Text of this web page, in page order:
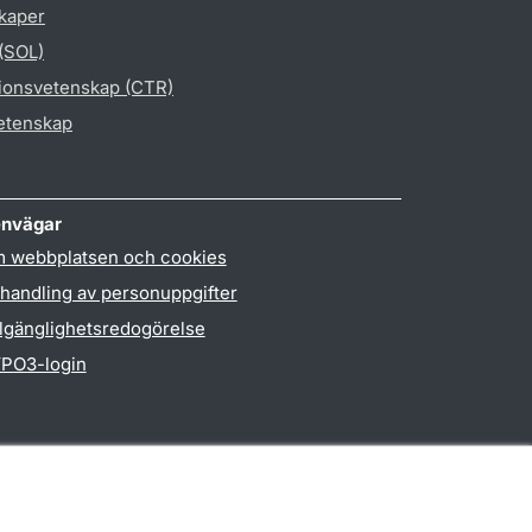
(CTR)
webbplatsen och cookies
av personuppgifter
login